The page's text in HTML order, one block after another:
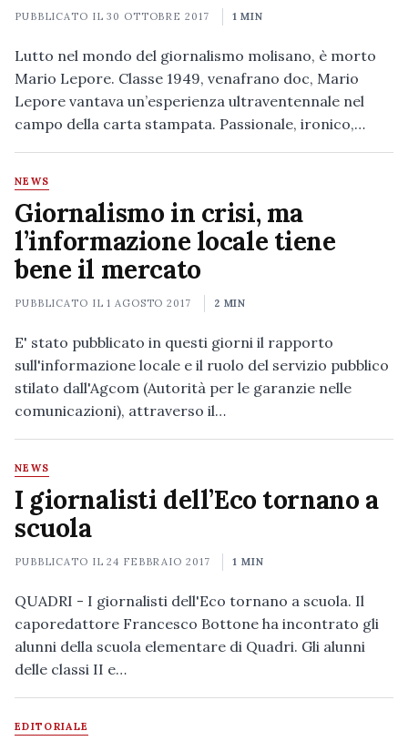
PUBBLICATO IL30 OTTOBRE 2017 1 MIN
Lutto nel mondo del giornalismo molisano, è morto
Mario Lepore. Classe 1949, venafrano doc, Mario
Lepore vantava un’esperienza ultraventennale nel
campo della carta stampata. Passionale, ironico,…
NEWS
Giornalismo in crisi, ma
l’informazione locale tiene
bene il mercato
PUBBLICATO IL1 AGOSTO 2017 2 MIN
E' stato pubblicato in questi giorni il rapporto
sull'informazione locale e il ruolo del servizio pubblico
stilato dall'Agcom (Autorità per le garanzie nelle
comunicazioni), attraverso il…
NEWS
I giornalisti dell’Eco tornano a
scuola
PUBBLICATO IL24 FEBBRAIO 2017 1 MIN
QUADRI - I giornalisti dell'Eco tornano a scuola. Il
caporedattore Francesco Bottone ha incontrato gli
alunni della scuola elementare di Quadri. Gli alunni
delle classi II e…
EDITORIALE